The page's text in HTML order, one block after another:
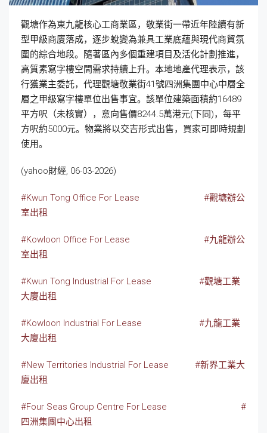
觀塘作為東九龍核心工商業區，敬業街一帶近年陸續有新
型甲級商廈落成，逐步蛻變為兼具工業底蘊與現代商貿氛
圍的綜合地段。隨著區內多個重建項目及活化計劃推進，
高質素寫字樓空間需求持續上升。本地地產代理表示，該
行獲業主委託，代理觀塘敬業街41號四洲集團中心中層全
層之甲級寫字樓單位出售事宜。該單位建築面積約16489
平方呎（未核實），意向售價8244.5萬港元(下同)，每平
方呎約5000元。物業將以交吉形式出售，買家可即時規劃
使用。
(yahoo財經, 06-03-2026)
#Kwun Tong Office For Lease
#觀塘辦公
室出租
#Kowloon Office For Lease
#九龍辦公
室出租
#Kwun Tong Industrial For Lease
#觀塘工業
大廈出租
#Kowloon Industrial For Lease
#九龍工業
大廈出租
#New Territories Industrial For Lease
#新界工業大
廈出租
#Four Seas Group Centre For Lease
#
四洲集團中心出租